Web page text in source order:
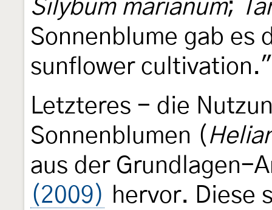
Silybum marianum;
Sonnenblume gab es
sunflower cultivation."
Letzteres - die
Sonnenblumen (
aus der Grundlagen-
(2009) hervor. Diese